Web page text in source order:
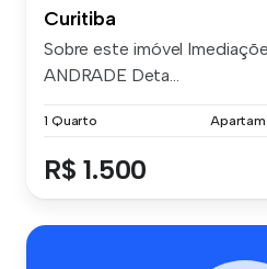
Curitiba
Sobre este imóvel
ANDRADE Deta...
1 Quarto
R$ 1.500